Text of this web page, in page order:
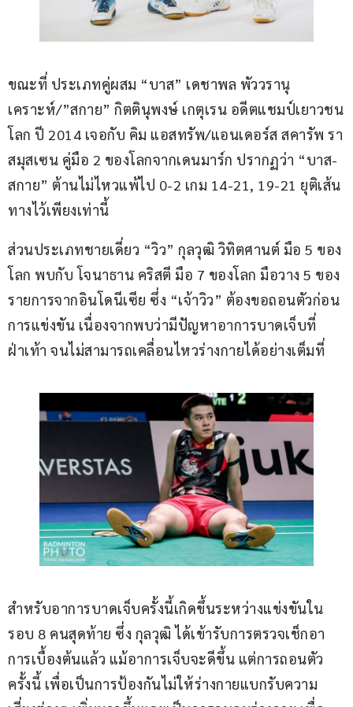
ขณะที่ ประเภทคู่ผสม “บาส” เดชาพล พัววรานุ
เคราะห์/”สกาย” กิตตินุพงษ์ เกตุเรน อดีตแชมป์เยาวชน
โลก ปี 2014 เจอกับ คิม แอสทรัพ/แอนเดอร์ส สคารัพ รา
สมุสเซน คู่มือ 2 ของโลกจากเดนมาร์ก ปรากฏว่า “บาส-
สกาย” ต้านไม่ไหวแพ้ไป 0-2 เกม 14-21, 19-21 ยุติเส้น
ทางไว้เพียงเท่านี้
ส่วนประเภทชายเดี่ยว “วิว” กุลวุฒิ วิทิตศานต์ มือ 5 ของ
โลก พบกับ โจนาธาน คริสตี มือ 7 ของโลก มือวาง 5 ของ
รายการจากอินโดนีเซีย ซึ่ง “เจ้าวิว” ต้องขอถอนตัวก่อน
การแข่งขัน เนื่องจากพบว่ามีปัญหาอาการบาดเจ็บที่
ฝ่าเท้า จนไม่สามารถเคลื่อนไหวร่างกายได้อย่างเต็มที่
สำหรับอาการบาดเจ็บครั้งนี้เกิดขึ้นระหว่างแข่งขันใน
รอบ 8 คนสุดท้าย ซึ่ง กุลวุฒิ ได้เข้ารับการตรวจเช็กอา
การเบื้องต้นแล้ว แม้อาการเจ็บจะดีขึ้น แต่การถอนตัว
ครั้งนี้ เพื่อเป็นการป้องกันไม่ให้ร่างกายแบกรับความ